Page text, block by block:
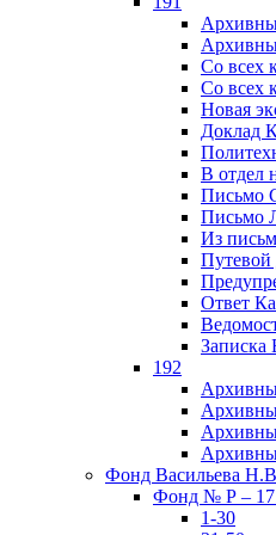
Со всех
Со всех
Новая
Доклад
В отдел
Письмо
Письмо
Из
Путевой
Ответ
Записка
192
Фонд Васильева
Фонд № Р –
1-30